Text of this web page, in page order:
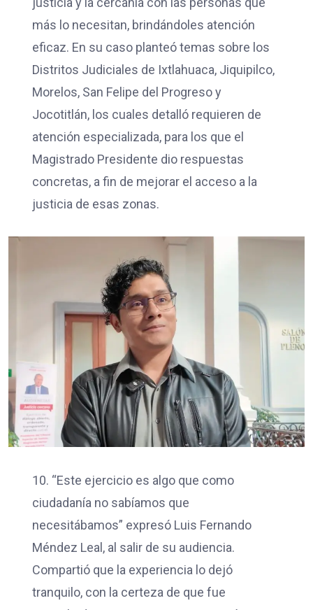
más lo necesitan, brindándoles atención
eficaz. En su caso planteó temas sobre los
Distritos Judiciales de Ixtlahuaca, Jiquipilco,
Morelos, San Felipe del Progreso y
Jocotitlán, los cuales detalló requieren de
atención especializada, para los que el
Magistrado Presidente dio respuestas
concretas, a fin de mejorar el acceso a la
justicia de esas zonas.
10. “Este ejercicio es algo que como
ciudadanía no sabíamos que
necesitábamos” expresó Luis Fernando
Méndez Leal, al salir de su audiencia.
Compartió que la experiencia lo dejó
tranquilo, con la certeza de que fue